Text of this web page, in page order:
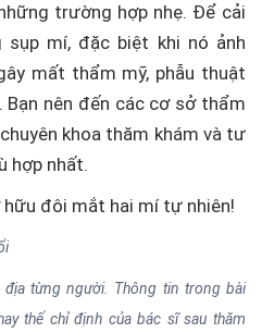
trường hợp nhẹ. Để cải
mí, đặc biệt khi nó ảnh
mất thẩm mỹ, phẫu thuật
nên đến các cơ sở thẩm
khoa thăm khám và tư
hợp nhất.
hữu đôi mắt hai mí tự nhiên!
địa từng người. Thông tin trong bài
thế chỉ định của bác sĩ sau thăm